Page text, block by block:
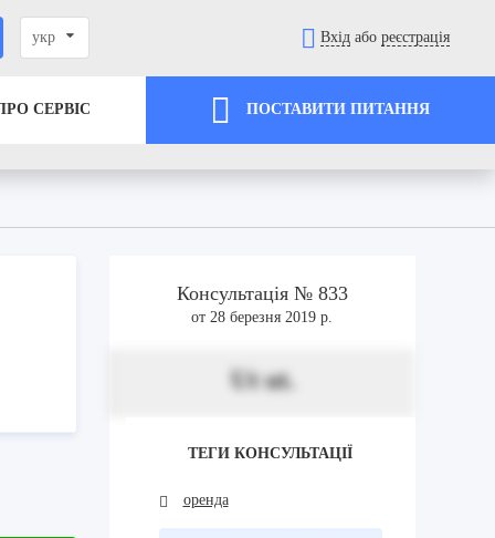
укр Вхід або реєстрація
СЕРВІС ПОСТАВИТИ ПИТАННЯ
Консультація № 833
от 28 березня 2019 р.
Ut ut.
ТЕГИ КОНСУЛЬТАЦІЇ
оренда